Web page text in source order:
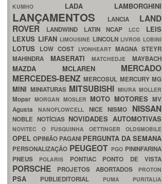
KUMHO LADA LAMBORGHINI
LANÇAMENTOS LANCIA LAND
ROVER
LANDWIND LATIN NCAP LCC LEIS
LEXUS LIFAN LIMOUSINE LINCOLN LIVROS LOBINI
LOTUS LOW COST LYONHEART MAGNA STEYR
MAHINDRA MASERATIMATCHEDJEMAYBACH
MAZDA MCLAREN MERCADO
MERCEDES-BENZMERCOSUL MERCURYMG
MINI MINIATURAS MITSUBISHI MIURA MOLLER
Mopar MORGAN MOSLER MOTO MOTORES MV
Agusta NANOFLOWCELL NICENISMO NISSAN
NOBLE NOTÍCIAS NOVIDADES AUTOMOTIVAS
NOVITEC O FUSQUINHA OETTINGER OLDSMOBILE
OPEL OPINIÃO PAGANI PERGUNTA DA SEMANA
PERSONALIZAÇÃO PEUGEOT PGO PININFARINA
PNEUS
POLARIS PONTIAC PONTO DE VISTA
PORSCHE PROJETOS ABORTADOS PROTON
PSA PUBLIEDITORIAL PUMA PURITALIA